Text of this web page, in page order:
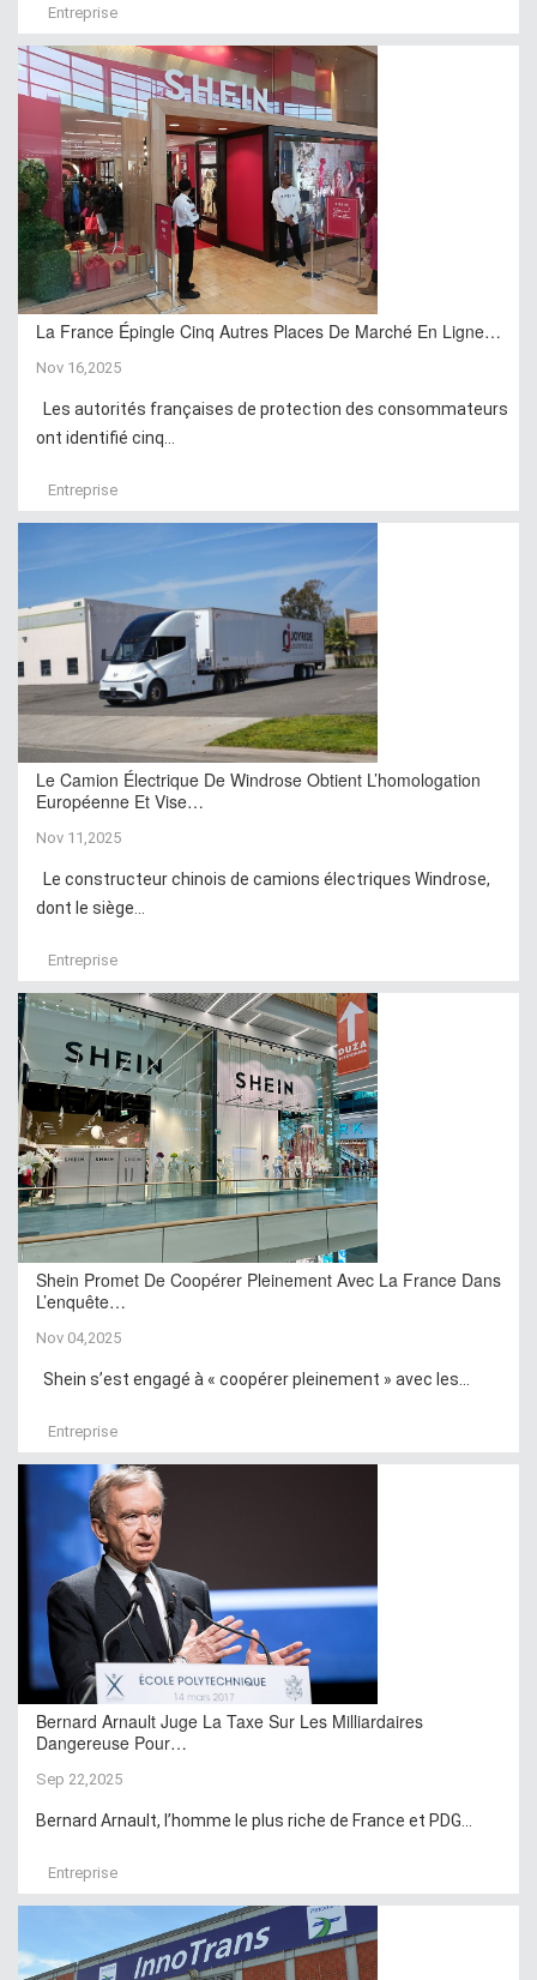
Entreprise
La France Épingle Cinq Autres Places De Marché En Ligne…
Nov 16,2025
Les autorités françaises de protection des consommateurs
ont identifié cinq...
Entreprise
Le Camion Électrique De Windrose Obtient L’homologation
Européenne Et Vise…
Nov 11,2025
Le constructeur chinois de camions électriques Windrose,
dont le siège...
Entreprise
Shein Promet De Coopérer Pleinement Avec La France Dans
L’enquête…
Nov 04,2025
Shein s’est engagé à « coopérer pleinement » avec les...
Entreprise
Bernard Arnault Juge La Taxe Sur Les Milliardaires
Dangereuse Pour…
Sep 22,2025
Bernard Arnault, l’homme le plus riche de France et PDG...
Entreprise